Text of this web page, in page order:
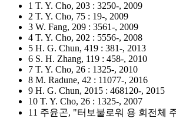
1 T. Y. Cho, 203 : 3250-, 2009
2 T. Y. Cho, 75 : 19-, 2009
3 W. Fang, 209 : 3561-, 2009
4 T. Y. Cho, 202 : 5556-, 2008
5 H. G. Chun, 419 : 381-, 2013
6 S. H. Zhang, 119 : 458-, 2010
7 T. Y. Cho, 26 : 1325-, 2010
8 M. Radune, 42 : 11077-, 2016
9 H. G. Chun, 2015 : 468120-, 2015
10 T. Y. Cho, 26 : 1325-, 2007
11 주윤곤, "터보불로워 용 회전체